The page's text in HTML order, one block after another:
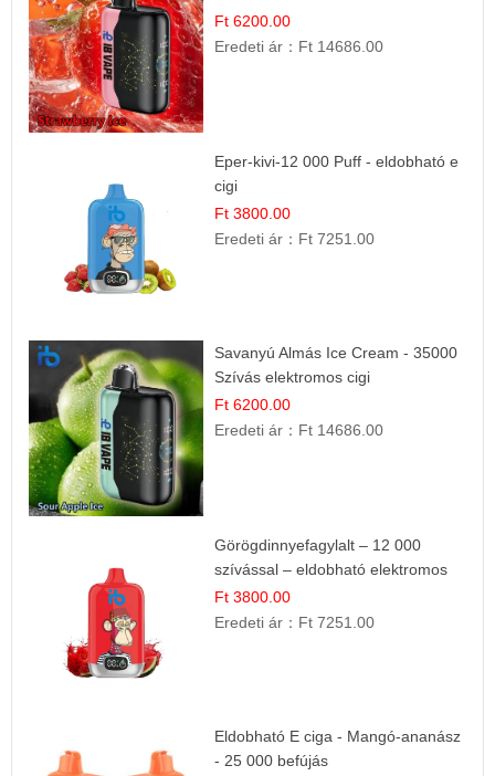
Ft 6200.00
Eredeti ár： Ft 14686.00
Eper-kivi-12 000 Puff - eldobható e
cigi
Ft 3800.00
Eredeti ár： Ft 7251.00
Savanyú Almás Ice Cream - 35000
Szívás elektromos cigi
Ft 6200.00
Eredeti ár： Ft 14686.00
Görögdinnyefagylalt – 12 000
szívással – eldobható elektromos
cigi
Ft 3800.00
Eredeti ár： Ft 7251.00
Eldobható E ciga - Mangó-ananász
- 25 000 befújás